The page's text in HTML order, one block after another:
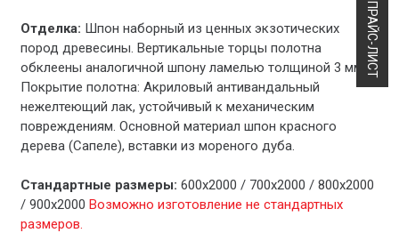
Отделка: Шпон наборный из ценных экзотических
пород древесины. Вертикальные торцы полотна
обклеены аналогичной шпону ламелью толщиной 3 мм.
Покрытие полотна: Акриловый антивандальный
нежелтеющий лак, устойчивый к механическим
повреждениям. Основной материал шпон красного
дерева (Сапеле), вставки из мореного дуба.
Стандартные размеры: 600х2000 / 700х2000 / 800х2000
/ 900х2000 Возможно изготовление не стандартных
размеров.
ПРАЙС-ЛИСТ